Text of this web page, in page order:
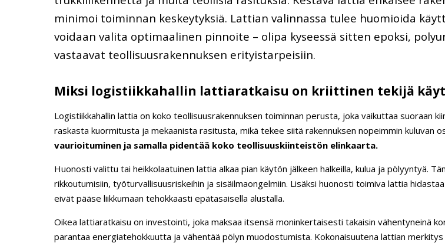
minimoi toiminnan keskeytyksiä. Lattian valinnassa tulee huomioida
voidaan valita optimaalinen pinnoite – olipa kyseessä sitten epoksi,
vastaavat teollisuusrakennuksen erityistarpeisiin.
Miksi logistiikkahallin lattiaratkaisu on kriittinen tekijä
Logistiikkahallin lattia on koko teollisuusrakennuksen toiminnan perusta, joka vaikuttaa suoraan
raskasta kuormitusta ja mekaanista rasitusta, mikä tekee siitä rakennuksen nopeimmin kuluvan
vaurioituminen ja samalla pidentää koko teollisuuskiinteistön elinkaarta.
Huonosti valittu tai heikkolaatuinen lattia alkaa pian käytön jälkeen halkeilla, kulua ja pölyyntyä.
rikkoutumisiin, työturvallisuusriskeihin ja sisäilmaongelmiin. Lisäksi huonosti toimiva lattia
eivät pääse liikkumaan tehokkaasti epätasaisella alustalla.
Oikea lattiaratkaisu on investointi, joka maksaa itsensä moninkertaisesti takaisin vähentyneinä
parantaa energiatehokkuutta ja vähentää pölyn muodostumista. Kokonaisuutena lattian